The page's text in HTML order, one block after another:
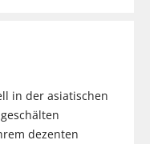
in der asiatischen
dezenten